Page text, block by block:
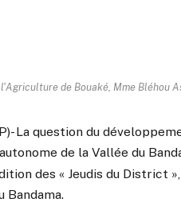
de Bouaké, Mme Bléhou
La question du
de la Vallée du
des « Jeudis du District
Bandama.